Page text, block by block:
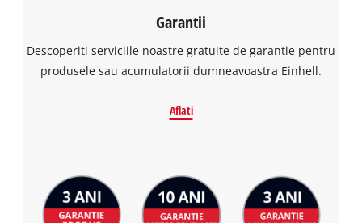
Garantii
Descoperiti serviciile noastre gratuite de garantie pentru
produsele sau acumulatorii dumneavoastra Einhell.
Aflati